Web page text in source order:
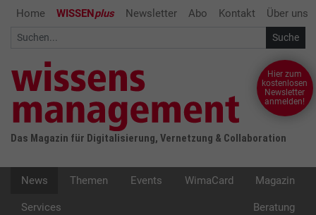
Home WISSENplus Newsletter Abo Kontakt Über uns
Das Magazin für Digitalisierung, Vernetzung & Collaboration
Hier zum
kostenlosen
Newsletter
anmelden!
News Themen Events WimaCard Magazin
Services Beratung